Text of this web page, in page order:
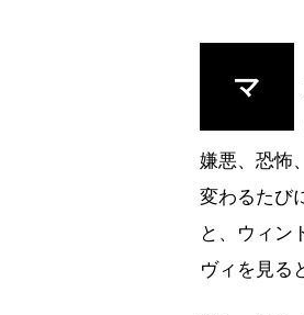
マ
嫌悪、恐怖
変わるたび
と、ウィン
ヴィを見る